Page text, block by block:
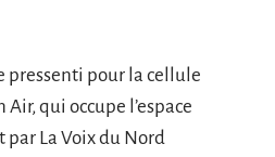
pressenti pour la cellule
qui occupe l’espace
La Voix du Nord